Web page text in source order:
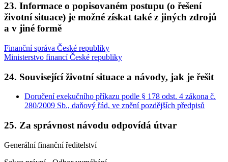
23. Informace o popisovaném postupu (o řešení
životní situace) je možné získat také z jiných zdrojů
a v jiné formě
Finanční správa České republiky
Ministerstvo financí České republiky
24. Související životní situace a návody, jak je řešit
Doručení exekučního příkazu podle § 178 odst. 4 zákona č.
280/2009 Sb., daňový řád, ve znění pozdějších předpisů
25. Za správnost návodu odpovídá útvar
Generální finanční ředitelství